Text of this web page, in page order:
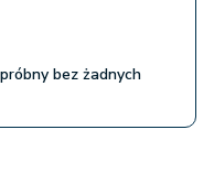
bez żadnych